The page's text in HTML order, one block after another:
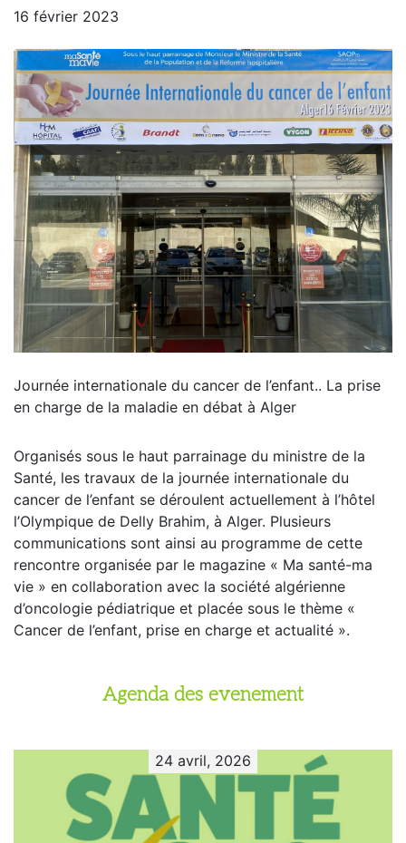
16 février 2023
Journée internationale du cancer de l’enfant.. La prise
en charge de la maladie en débat à Alger
Organisés sous le haut parrainage du ministre de la
Santé, les travaux de la journée internationale du
cancer de l’enfant se déroulent actuellement à l’hôtel
l’Olympique de Delly Brahim, à Alger. Plusieurs
communications sont ainsi au programme de cette
rencontre organisée par le magazine « Ma santé-ma
vie » en collaboration avec la société algérienne
d’oncologie pédiatrique et placée sous le thème «
Cancer de l’enfant, prise en charge et actualité ».
Agenda des evenement
24 avril, 2026